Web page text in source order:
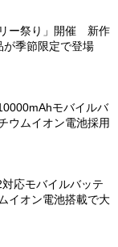
ー祭り」開催 新作
が季節限定で登場
モバイルバ
ウムイオン電池採用
応モバイルバッテ
イオン電池搭載で大